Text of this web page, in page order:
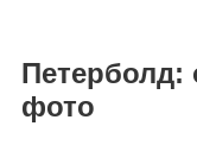
Петерболд:
фото